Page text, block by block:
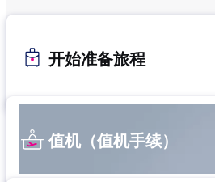
开始准备旅程
值机（值机手续）